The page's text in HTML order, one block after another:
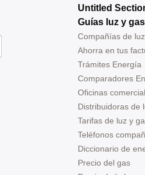
Untitled
Guías luz y gas
Compañías de luz
Ahorra en tus
Trámites Energía
Comparadores
Oficinas
Distribuidoras de
Tarifas de luz y
Teléfonos
Diccionario de
Precio del gas